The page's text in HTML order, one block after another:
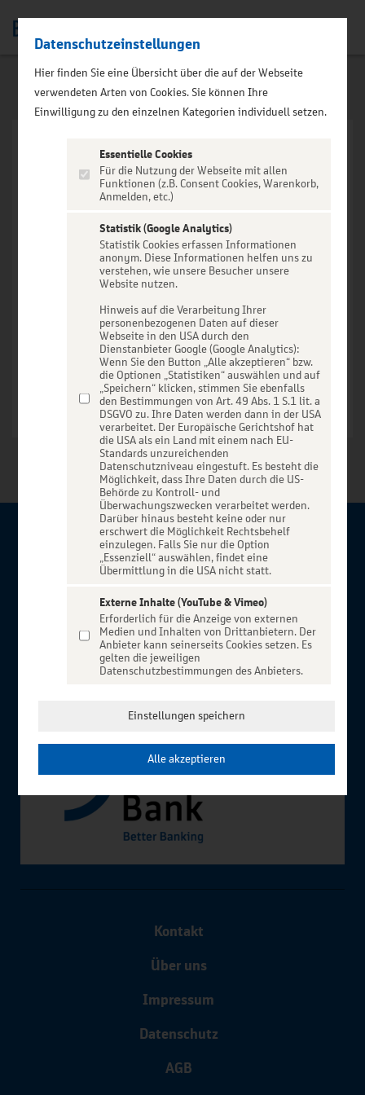
VERANSTALTUNG NICHT
GEFUNDEN
Zur Startseite
Über BBBank-Entertain
Service für alle Kunden der BBBank. Auf unserem einzigartigen
Portal finden Sie Tickets für atemberaubende Konzerte,
Musicals und Shows, die Fußball-Bundesliga sowie die
Champions League und die Europa League.
In Zusammenarbeit mit
Kontakt
Über uns
Impressum
Datenschutz
AGB
Datenschutzeinstellungen
Hier finden Sie eine Übersicht über die auf der Webseite
verwendeten Arten von Cookies. Sie können Ihre
Einwilligung zu den einzelnen Kategorien individuell setzen.
Essentielle Cookies
Für die Nutzung der Webseite mit allen
Funktionen (z.B. Consent Cookies, Warenkorb,
Anmelden, etc.)
Statistik (Google Analytics)
Statistik Cookies erfassen Informationen
anonym. Diese Informationen helfen uns zu
verstehen, wie unsere Besucher unsere
Website nutzen.
Hinweis auf die Verarbeitung Ihrer
personenbezogenen Daten auf dieser
Webseite in den USA durch den
Dienstanbieter Google (Google Analytics):
Wenn Sie den Button „Alle akzeptieren“ bzw.
die Optionen „Statistiken“ auswählen und auf
„Speichern“ klicken, stimmen Sie ebenfalls
den Bestimmungen von Art. 49 Abs. 1 S.1 lit. a
DSGVO zu. Ihre Daten werden dann in der USA
verarbeitet. Der Europäische Gerichtshof hat
die USA als ein Land mit einem nach EU-
Standards unzureichenden
Datenschutzniveau eingestuft. Es besteht die
Möglichkeit, dass Ihre Daten durch die US-
Behörde zu Kontroll- und
Überwachungszwecken verarbeitet werden.
Darüber hinaus besteht keine oder nur
erschwert die Möglichkeit Rechtsbehelf
einzulegen. Falls Sie nur die Option
„Essenziell“ auswählen, findet eine
Übermittlung in die USA nicht statt.
Externe Inhalte (YouTube & Vimeo)
Erforderlich für die Anzeige von externen
Medien und Inhalten von Drittanbietern. Der
Anbieter kann seinerseits Cookies setzen. Es
gelten die jeweiligen
Datenschutzbestimmungen des Anbieters.
Einstellungen speichern
Alle akzeptieren